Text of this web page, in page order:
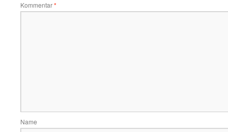
Kommentar*
Name